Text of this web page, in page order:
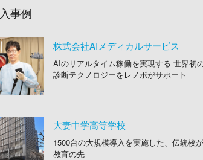
事例
株式会社AIメディカルサービス
AIのリアルタイム稼働を実現する 世界初
診断テクノロジーをレノボがサポート
大妻中学高等学校
1500台の大規模導入を実施した、伝統校
教育の先